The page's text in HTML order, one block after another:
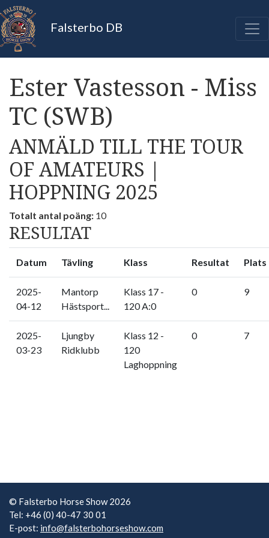
Falsterbo DB
Ester Vastesson - Miss
TC (SWB)
ANMÄLD TILL THE TOUR
OF AMATEURS |
HOPPNING 2025
Totalt antal poäng: 10
RESULTAT
Datum Tävling Klass Resultat Plats
2025-
04-12
Mantorp
Hästsport...
Klass 17 -
120 A:0
0 9
2025-
03-23
Ljungby
Ridklubb
Klass 12 -
120
Laghoppning
0 7
© Falsterbo Horse Show 2026
Tel: +46 (0) 40-47 30 01
E-post: info@falsterbohorseshow.com